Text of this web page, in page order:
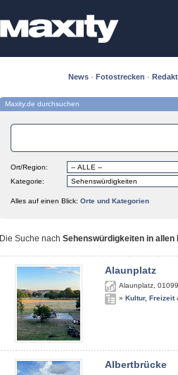
News · Fotostrecken ·
Maxity.de durchsuchen
Ort/Region:
Kategorie:
Alles auf einen Blick: Orte und Kategorien
Die Suche nach Sehenswürdigkeiten in allen
Alaunplatz
Alaunplatz 01099
» Kultur, Freizeit
Albertbrücke